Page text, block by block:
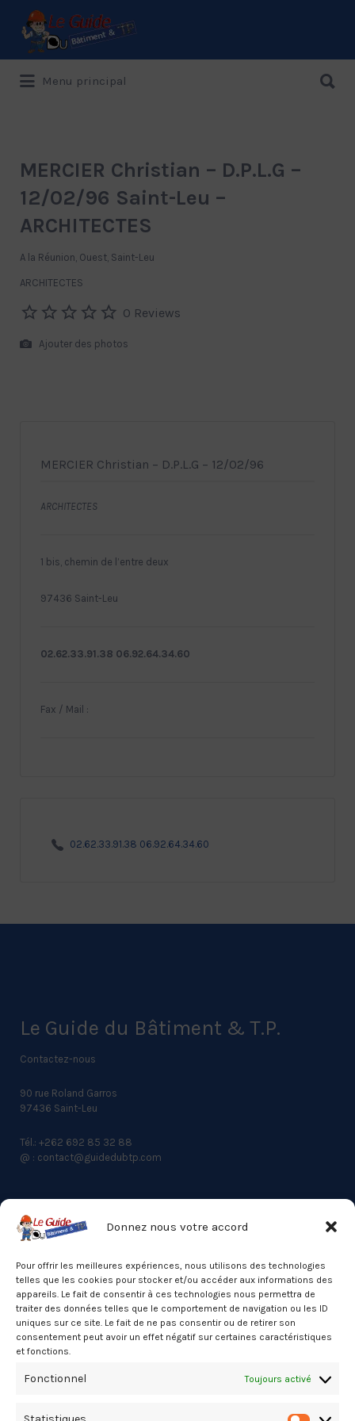
Donnez nous votre accord
Pour offrir les meilleures expériences, nous utilisons des technologies
telles que les cookies pour stocker et/ou accéder aux informations des
appareils. Le fait de consentir à ces technologies nous permettra de
traiter des données telles que le comportement de navigation ou les ID
uniques sur ce site. Le fait de ne pas consentir ou de retirer son
consentement peut avoir un effet négatif sur certaines caractéristiques
et fonctions.
Fonctionnel Toujours activé
Le Guide de référence depuis 1995
Rechercher:
Menu principal
MERCIER Christian – D.P.L.G –
12/02/96 Saint-Leu –
ARCHITECTES
A la Réunion, Ouest, Saint-Leu
ARCHITECTES
0 Reviews
Ajouter des photos
MERCIER Christian – D.P.L.G – 12/02/96
ARCHITECTES
1 bis, chemin de l’entre deux
97436 Saint-Leu
02.62.33.91.38 06.92.64.34.60
Fax / Mail :
02.62.33.91.38 06.92.64.34.60
Le Guide du Bâtiment & T.P.
Contactez-nous
90 rue Roland Garros
97436 Saint-Leu
Tél.: +262 692 85 32 88
@ : contact@guidedubtp.com
ACCES RAPIDE
Actualités du BTP
Annuaire
Besoin d’un professionnel ?
Mentions légales